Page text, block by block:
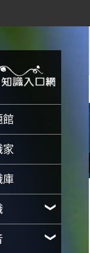
農業知
館
家
庫